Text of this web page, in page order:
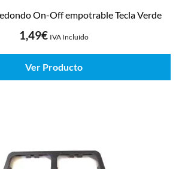
On-Off empotrable Tecla Verde
1,49€ IVA Incluído
Ver Producto